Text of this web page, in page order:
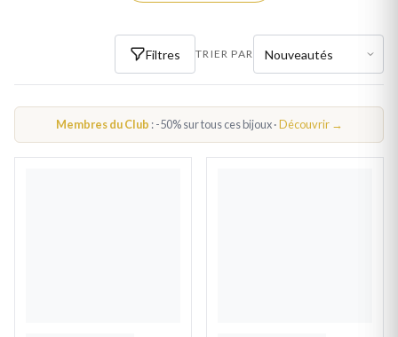
PAR THÈME
PENDENTIF ANIMAL
BRACELET ANIMAUX FEMME
Filtres TRIER PAR
Membres du Club : -50% sur tous ces bijoux ·Découvrir →